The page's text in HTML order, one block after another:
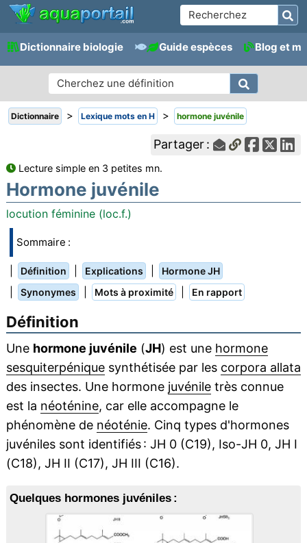
Dictionnaire biologie Guide espèces Blog et
Dictionnaire > Lexique mots en H > hormone juvénile
Partager :
Lecture simple en 3 petites mn.
Hormone juvénile
locution féminine (loc.f.)
Sommaire :
Définition Explications Hormone JH
Synonymes Mots à proximité En rapport
Définition
Une hormone juvénile (JH) est une hormone
sesquiterpéniquesynthétisée par les corpora allata
des insectes. Une hormone juvéniletrès connue
est la néoténine, car elle accompagne le
phénomène de néoténie. Cinq types d'hormones
juvéniles sont identifiés : JH 0 (C19), Iso-JH 0, JH I
(C18), JH II (C17), JH III (C16).
Quelques hormones juvéniles :